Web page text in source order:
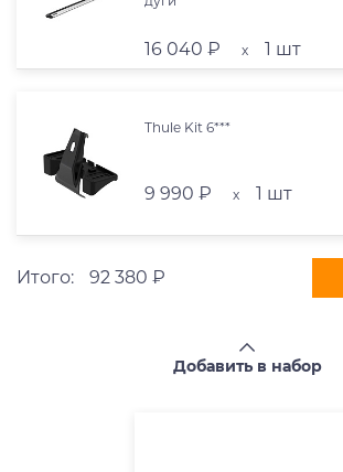
16 040 ₽ x 1 шт
Thule Kit 6***
9 990 ₽ x 1 шт
Итого: 92 380 ₽
Добавить в набор